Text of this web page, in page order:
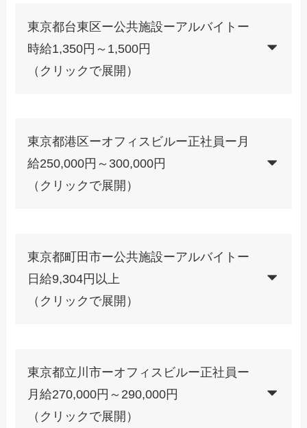
東京都台東区ー公共施設ーアルバイトー
時給1,350円～1,500円
（クリックで展開）
東京都港区ーオフィスビルー正社員ー月
給250,000円～300,000円
（クリックで展開）
東京都町田市ー公共施設ーアルバイトー
日給9,304円以上
（クリックで展開）
東京都立川市ーオフィスビルー正社員ー
月給270,000円～290,000円
（クリックで展開）